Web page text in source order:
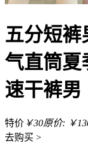
五分短裤
气直筒夏
速干裤男
特价 ￥30原价: ￥
去购买 >